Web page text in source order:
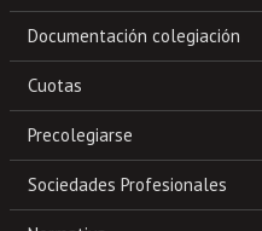
Documentación colegiación
Cuotas
Precolegiarse
Sociedades Profesionales